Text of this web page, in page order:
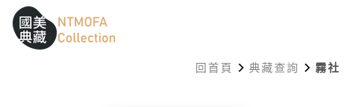
跳到中間主要內容區
網站導覽
:::
回首頁 典藏查詢 霧社